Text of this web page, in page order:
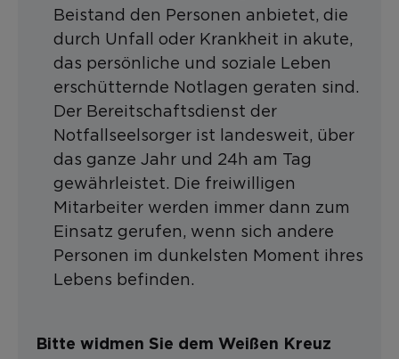
Beistand den Personen anbietet, die
durch Unfall oder Krankheit in akute,
das persönliche und soziale Leben
erschütternde Notlagen geraten sind.
Der Bereitschaftsdienst der
Notfallseelsorger ist landesweit, über
das ganze Jahr und 24h am Tag
gewährleistet. Die freiwilligen
Mitarbeiter werden immer dann zum
Einsatz gerufen, wenn sich andere
Personen im dunkelsten Moment ihres
Lebens befinden.
Bitte widmen Sie dem Weißen Kreuz